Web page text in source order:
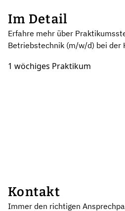
Im Detail
Erfahre mehr über
Betriebstechnik (m/w/d) bei der
1 wöchiges Praktikum
Kontakt
Immer den richtigen